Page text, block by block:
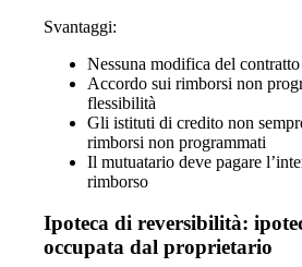
Svantaggi:
Nessuna modifica del
Accordo sui rimborsi non
flessibilità
Gli istituti di credito non
rimborsi non programmati
Il mutuatario deve pagare
rimborso
Ipoteca di reversibilità:
occupata dal proprietario